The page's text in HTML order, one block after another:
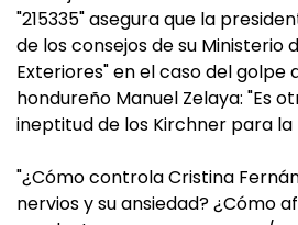
"215335" asegura que la
de los consejos de su Ministerio
Exteriores" en el caso del golpe
hondureño Manuel Zelaya: "Es
ineptitud de los Kirchner para
"¿Cómo controla Cristina
nervios y su ansiedad? ¿Cómo